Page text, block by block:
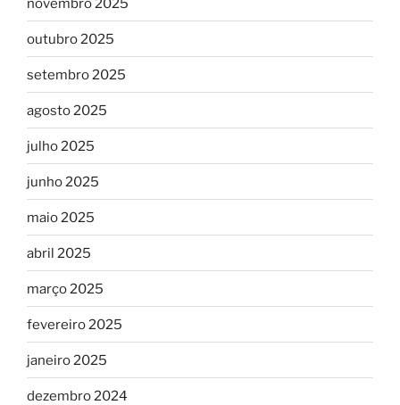
novembro 2025
outubro 2025
setembro 2025
agosto 2025
julho 2025
junho 2025
maio 2025
abril 2025
março 2025
fevereiro 2025
janeiro 2025
dezembro 2024